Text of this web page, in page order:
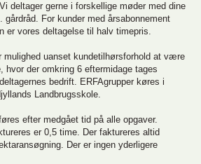
Vi deltager gerne i forskellige møder med dine
gårdråd. For kunder med årsabonnement
er vores deltagelse til halv timepris.
mulighed uanset kundetilhørsforhold at være
hvor der omkring 6 eftermidage tages
bedrift. ERFAgrupper køres i
Landbrugsskole.
efter medgået tid på alle opgaver.
er 0,5 time. Der faktureres altid
Der er ingen yderligere